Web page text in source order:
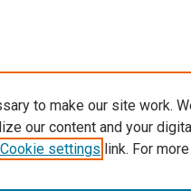
to make our site work.
our content and your
Cookie settings link. For